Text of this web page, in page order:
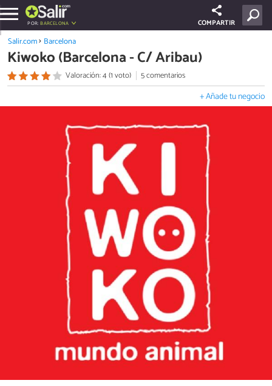
POR:BARCELONA COMPARTIR
Salir.com Barcelona
Kiwoko (Barcelona - C/ Aribau)
Valoración: 4 (1 voto) 5 comentarios
+ Añade tu negocio